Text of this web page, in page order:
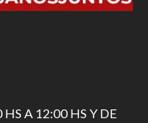
HS A 12:00 HS Y DE